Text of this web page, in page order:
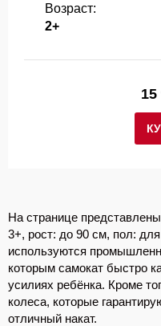
Возраст:
2+
15
На странице
3+, рост: до 90 см, пол:
используются
которым самокат быстро
усилиях ребёнка. Кроме
колеса, которые
отличный накат.